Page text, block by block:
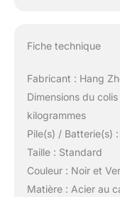
Fiche technique
Fabricant : Hang
Dimensions du
kilogrammes
Pile(s) / Batterie(s)
Taille : Standard
Couleur : Noir et
Matière : Acier au